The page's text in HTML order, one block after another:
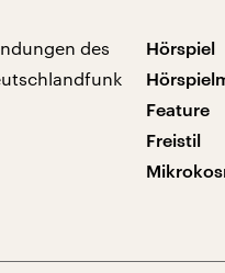
des
Hörspiel
Feature
Freistil